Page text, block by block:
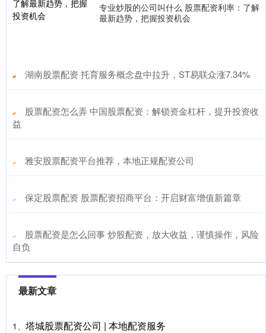
专业炒股的公司叫什么 股票配资利率：了解
最新趋势，把握投资机会
​湖南股票配资 托育服务概念盘中拉升，ST易联众涨7.34%
​股票配资怎么弄 中国股票配资：解锁资金杠杆，提升投资收
益
​雅安股票配资平台推荐，本地正规配资公司
​保定股票配资 股票配资招商平台：开启财富增值新篇章
​股票配资是怎么回事 炒股配资，放大收益，谨慎操作，风险
自负
最新文章
1、 塔城股票配资公司 | 本地配资服务